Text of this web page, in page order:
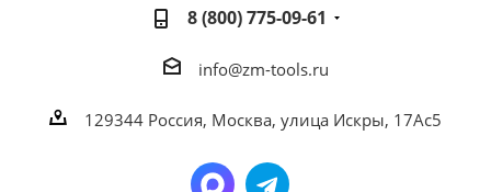
8 (800) 775-09-61
info@zm-tools.ru
129344 Россия, Москва, улица Искры, 17Ас5